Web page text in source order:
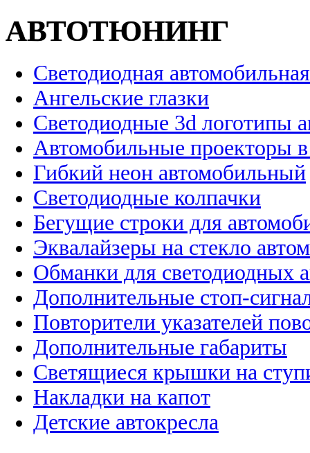
АВТОТЮНИНГ
Светодиодная
Ангельские глазки
Светодиодные 3d логотипы
Автомобильные проекторы
Гибкий неон автомобильный
Светодиодные колпачки
Бегущие строки для
Эквалайзеры на стекло
Обманки для светодиодных
Дополнительные стоп-
Повторители указателей
Дополнительные габариты
Светящиеся крышки на
Накладки на капот
Детские автокресла